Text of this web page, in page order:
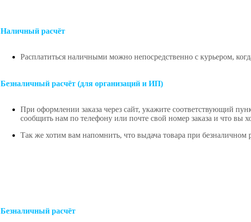
Наличный расчёт
Расплатиться наличными можно непосредственно с курьером,
Безналичный расчёт (для организаций и ИП)
При оформлении заказа через сайт, укажите соответствующий
сообщить нам по телефону или почте свой номер заказа и что вы
Так же хотим вам напомнить, что выдача товара при безналичном
Безналичный расчёт